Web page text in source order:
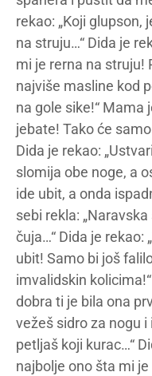
rekao: „Koji glupson,
na struju…“ Dida je
mi je rerna na struju!
najviše masline kod
na gole sike!“ Mama
jebate! Tako će
Dida je rekao:
slomija obe noge, a
ide ubit, a onda
sebi rekla:
čuja…“ Dida je rekao:
ubit! Samo bi još
imvalidskin
dobra ti je bila ona
vežeš sidro za nogu
petljaš koji kurac…“
najbolje ono šta mi